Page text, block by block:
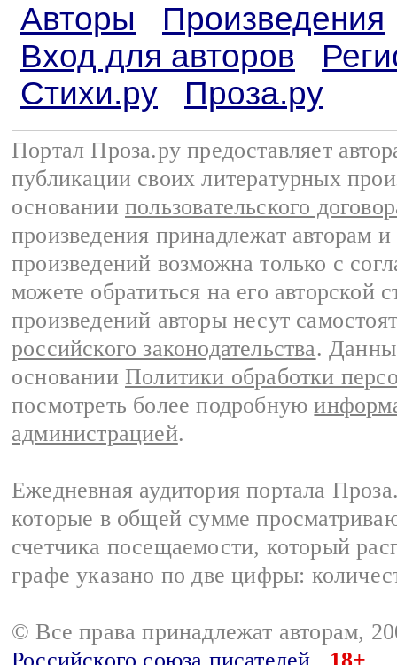
Авторы
Произведения
Вход для авторов
Стихи.ру
Проза.ру
Портал Проза.ру предоставляет
публикации своих литературных
основании пользовательского
произведения принадлежат авторам
произведений возможна только с
можете обратиться на его авторской
произведений авторы несут
российского законодательства.
основании Политики обработки
посмотреть более подробную
администрацией.
Ежедневная аудитория портала
которые в общей сумме
счетчика посещаемости, который
графе указано по две цифры:
© Все права принадлежат авторам,
Российского союза писателей
18+